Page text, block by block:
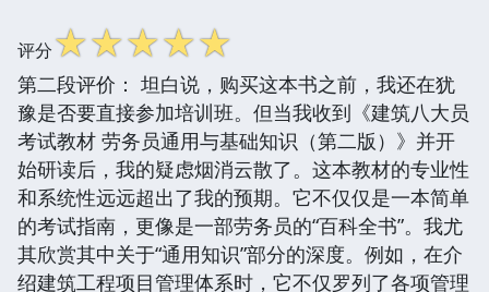
评分☆☆☆☆☆
第二段评价： 坦白说，购买这本书之前，我还在犹
豫是否要直接参加培训班。但当我收到《建筑八大员
考试教材 劳务员通用与基础知识（第二版）》并开
始研读后，我的疑虑烟消云散了。这本教材的专业性
和系统性远远超出了我的预期。它不仅仅是一本简单
的考试指南，更像是一部劳务员的“百科全书”。我尤
其欣赏其中关于“通用知识”部分的深度。例如，在介
绍建筑工程项目管理体系时，它不仅罗列了各项管理